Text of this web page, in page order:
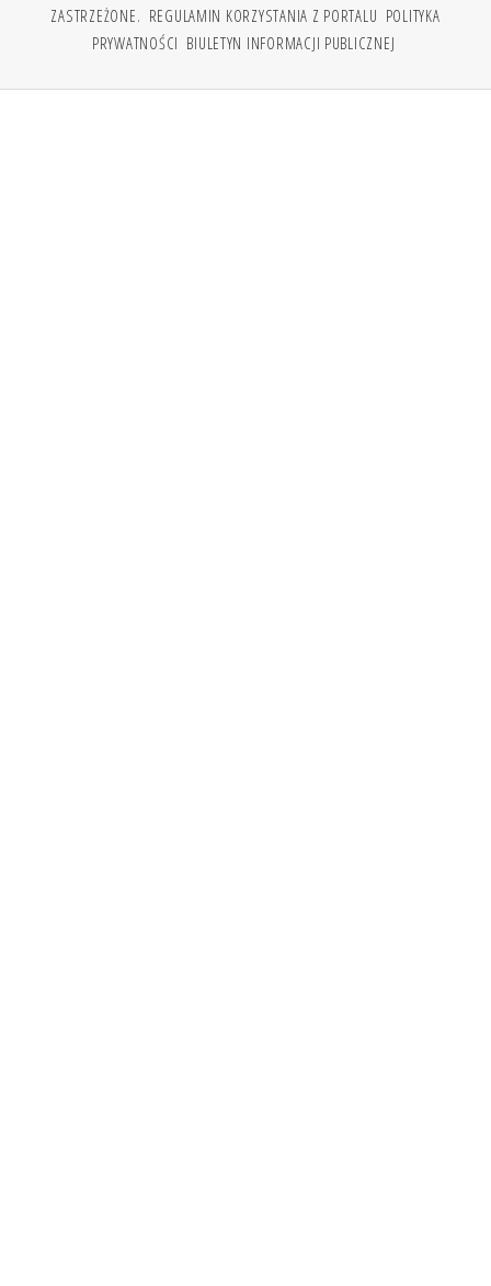
ZASTRZEŻONE. REGULAMIN KORZYSTANIA Z PORTALU POLITYKA
PRYWATNOŚCI BIULETYN INFORMACJI PUBLICZNEJ